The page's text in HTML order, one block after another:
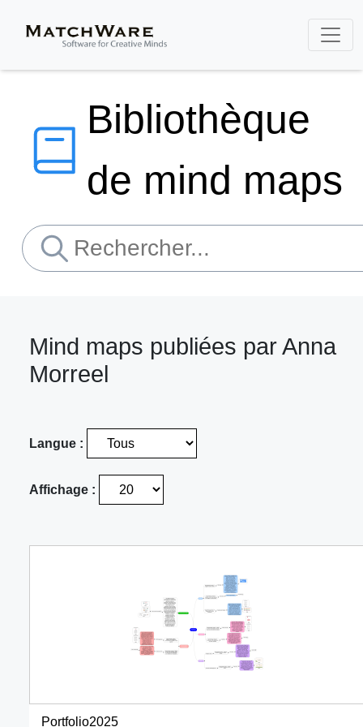
Bibliothèque
de mind maps
Mind maps publiées par Anna
Morreel
Langue :
Affichage :
Portfolio2025